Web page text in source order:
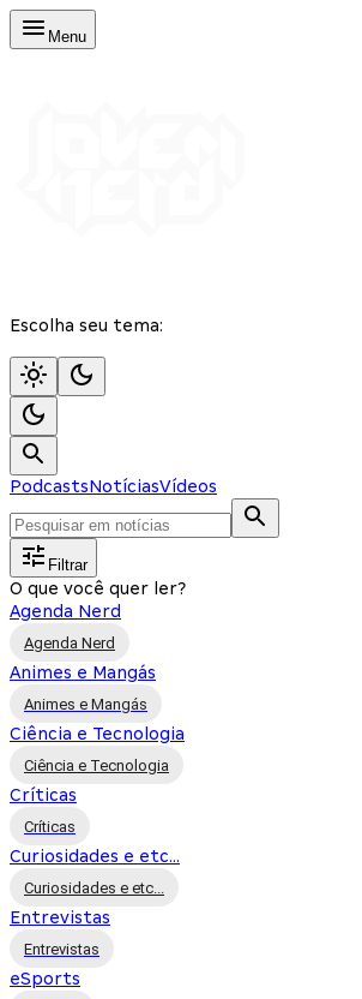
Menu
Escolha seu tema:
PodcastsNotíciasVídeos
Filtrar
O que você quer ler?
Agenda Nerd
Agenda Nerd
Animes e Mangás
Animes e Mangás
Ciência e Tecnologia
Ciência e Tecnologia
Críticas
Críticas
Curiosidades e etc...
Curiosidades e etc...
Entrevistas
Entrevistas
eSports